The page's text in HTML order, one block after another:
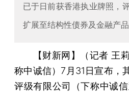
已于日前获香港执业牌照，
扩展至结构性债券及金融产
【财新网】（记者 王莉
称中诚信）7月31日宣布，
评级有限公司（下称中诚